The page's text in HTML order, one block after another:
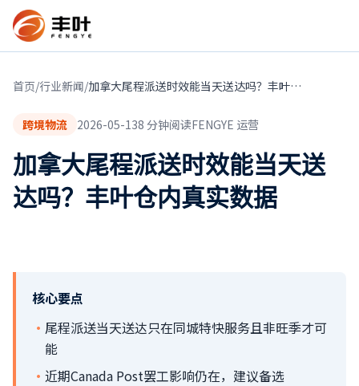
首页/行业新闻/ 加拿大尾程派送时效能当天送达吗？丰叶仓内真实数据
跨境物流 2026-05-138 分钟阅读FENGYE 运营
加拿大尾程派送时效能当天送
达吗？丰叶仓内真实数据
核心要点
· 尾程派送当天送达只在同城特快服务且非旺季才可
能
· 近期Canada Post罢工影响仍在，建议备选